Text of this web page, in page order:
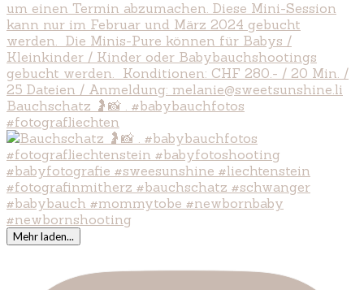
Bauchschatz 🤰📸 . #babybauchfotos
#fotografliechten
Mehr laden...